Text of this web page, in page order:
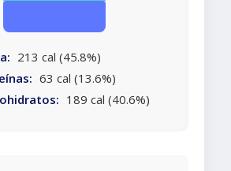
213 cal (45.8%)
63 cal (13.6%)
189 cal (40.6%)